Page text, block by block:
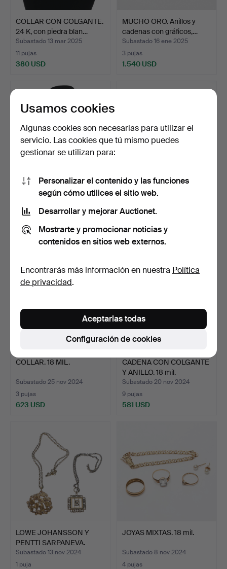
COLLAR CON COLGANTE.
24 K, con piedra blan…
Subastado 13 mar 2025
11 pujas
380 USD
MUCHO ORO. Anillos y
cadenas con gráficos,…
Subastado 16 ene 2025
3 pujas
1.540 USD
COLLAR. Perlas con hebilla
Subastado 6 dic 2024
8 pujas
159 USD
JOYAS. Es plateado.
Subastado 29 nov 2024
32 USD
COLLAR. 18 MIL.
Subastado 25 nov 2024
3 pujas
623 USD
CADENA CON COLGANTE
Y ANILLO. 18 mil.
Subastado 20 nov 2024
9 pujas
581 USD
LOWE JOHANSSON Y
PENTTI SARPANEVA.
Collare…
Subastado 13 nov 2024
1 puja
JOYAS MIXTAS. 18 mil.
Subastado 8 nov 2024
4 pujas
Usamos cookies
Algunas cookies son necesarias para utilizar el
servicio. Las cookies que tú mismo puedes
gestionar se utilizan para:
Personalizar el contenido y las funciones
según cómo utilices el sitio web.
Desarrollar y mejorar Auctionet.
Mostrarte y promocionar noticias y
contenidos en sitios web externos.
Encontrarás más información en nuestra Política
de privacidad.
Configuración de cookies
Aceptarlas todas